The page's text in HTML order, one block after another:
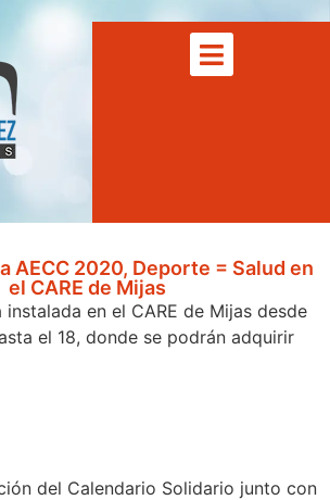
AECC 2020, Deporte = Salud en
el CARE de Mijas
instalada en el CARE de Mijas desde
el 18, donde se podrán adquirir
del Calendario Solidario junto con